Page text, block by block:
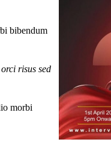
bibendum
risus sed
morbi